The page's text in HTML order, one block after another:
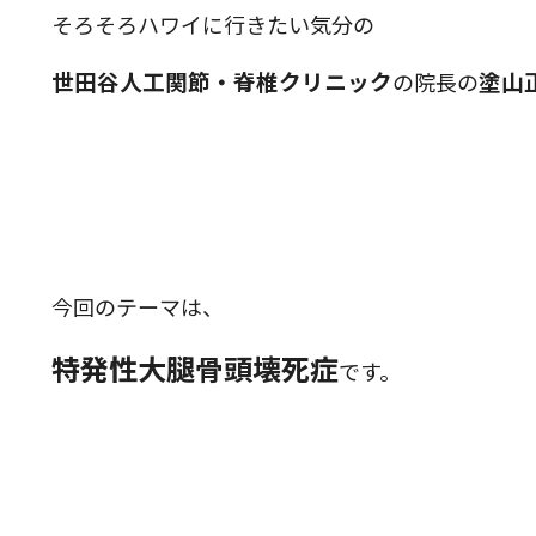
そろそろハワイに行きたい気分の
世田谷人工関節・脊椎クリニックの院長の塗山
今回のテーマは、
特発性大腿骨頭壊死症です。